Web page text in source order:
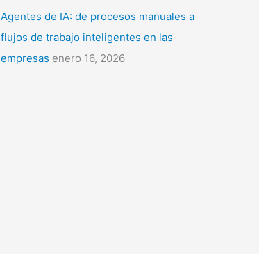
Agentes de IA: de procesos manuales a
flujos de trabajo inteligentes en las
empresas enero 16, 2026